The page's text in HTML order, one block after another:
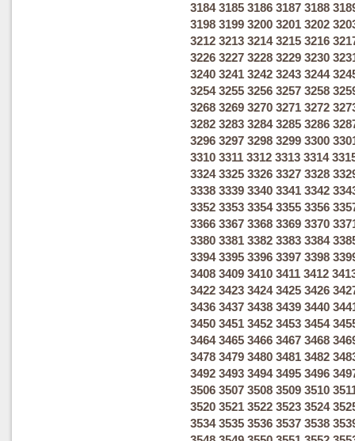
3184 3185 3186 3187 3188
3198 3199 3200 3201 3202
3212 3213 3214 3215 3216
3226 3227 3228 3229 3230
3240 3241 3242 3243 3244
3254 3255 3256 3257 3258
3268 3269 3270 3271 3272
3282 3283 3284 3285 3286
3296 3297 3298 3299 3300
3310 3311 3312 3313 3314
3324 3325 3326 3327 3328
3338 3339 3340 3341 3342
3352 3353 3354 3355 3356
3366 3367 3368 3369 3370
3380 3381 3382 3383 3384
3394 3395 3396 3397 3398
3408 3409 3410 3411 3412
3422 3423 3424 3425 3426
3436 3437 3438 3439 3440
3450 3451 3452 3453 3454
3464 3465 3466 3467 3468
3478 3479 3480 3481 3482
3492 3493 3494 3495 3496
3506 3507 3508 3509 3510
3520 3521 3522 3523 3524
3534 3535 3536 3537 3538